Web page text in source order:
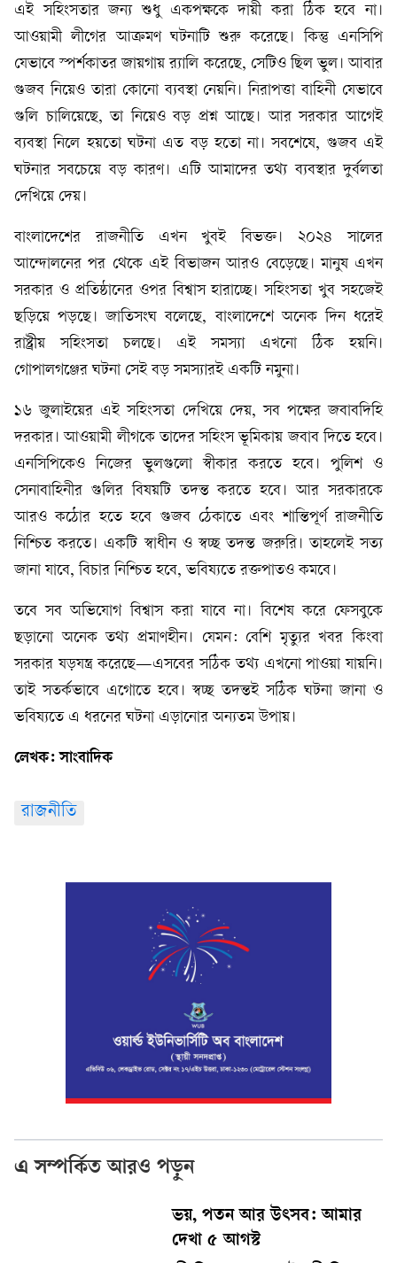
এই সহিংসতার জন্য শুধু একপক্ষকে দায়ী করা ঠিক হবে না।
আওয়ামী লীগের আক্রমণ ঘটনাটি শুরু করেছে। কিন্তু এনসিপি
যেভাবে স্পর্শকাতর জায়গায় র‍্যালি করেছে, সেটিও ছিল ভুল। আবার
গুজব নিয়েও তারা কোনো ব্যবস্থা নেয়নি। নিরাপত্তা বাহিনী যেভাবে
গুলি চালিয়েছে, তা নিয়েও বড় প্রশ্ন আছে। আর সরকার আগেই
ব্যবস্থা নিলে হয়তো ঘটনা এত বড় হতো না। সবশেষে, গুজব এই
ঘটনার সবচেয়ে বড় কারণ। এটি আমাদের তথ্য ব্যবস্থার দুর্বলতা
দেখিয়ে দেয়।
বাংলাদেশের রাজনীতি এখন খুবই বিভক্ত। ২০২৪ সালের
আন্দোলনের পর থেকে এই বিভাজন আরও বেড়েছে। মানুষ এখন
সরকার ও প্রতিষ্ঠানের ওপর বিশ্বাস হারাচ্ছে। সহিংসতা খুব সহজেই
ছড়িয়ে পড়ছে। জাতিসংঘ বলেছে, বাংলাদেশে অনেক দিন ধরেই
রাষ্ট্রীয় সহিংসতা চলছে। এই সমস্যা এখনো ঠিক হয়নি।
গোপালগঞ্জের ঘটনা সেই বড় সমস্যারই একটি নমুনা।
১৬ জুলাইয়ের এই সহিংসতা দেখিয়ে দেয়, সব পক্ষের জবাবদিহি
দরকার। আওয়ামী লীগকে তাদের সহিংস ভূমিকায় জবাব দিতে হবে।
এনসিপিকেও নিজের ভুলগুলো স্বীকার করতে হবে। পুলিশ ও
সেনাবাহিনীর গুলির বিষয়টি তদন্ত করতে হবে। আর সরকারকে
আরও কঠোর হতে হবে গুজব ঠেকাতে এবং শান্তিপূর্ণ রাজনীতি
নিশ্চিত করতে। একটি স্বাধীন ও স্বচ্ছ তদন্ত জরুরি। তাহলেই সত্য
জানা যাবে, বিচার নিশ্চিত হবে, ভবিষ্যতে রক্তপাতও কমবে।
তবে সব অভিযোগ বিশ্বাস করা যাবে না। বিশেষ করে ফেসবুকে
ছড়ানো অনেক তথ্য প্রমাণহীন। যেমন: বেশি মৃত্যুর খবর কিংবা
সরকার ষড়যন্ত্র করেছে—এসবের সঠিক তথ্য এখনো পাওয়া যায়নি।
তাই সতর্কভাবে এগোতে হবে। স্বচ্ছ তদন্তই সঠিক ঘটনা জানা ও
ভবিষ‍্যতে এ ধরনের ঘটনা এড়ানোর অন‍্যতম উপায়।
লেখক: সাংবাদিক
রাজনীতি
এ সম্পর্কিত আরও পড়ুন
ভয়, পতন আর উৎসব: আমার
দেখা ৫ আগস্ট